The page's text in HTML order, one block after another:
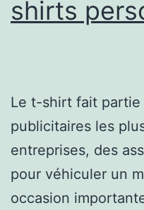
shirts
Le t-shirt fait
publicitaires les
entreprises, des
pour véhiculer un
occasion